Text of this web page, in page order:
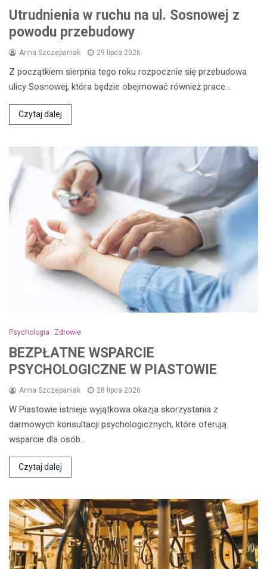
Utrudnienia w ruchu na ul. Sosnowej z
powodu przebudowy
Anna Szczepaniak 29 lipca 2026
Z początkiem sierpnia tego roku rozpocznie się przebudowa
ulicy Sosnowej, która będzie obejmować również prace…
Czytaj dalej
Psychologia Zdrowie
BEZPŁATNE WSPARCIE
PSYCHOLOGICZNE W PIASTOWIE
Anna Szczepaniak 28 lipca 2026
W Piastowie istnieje wyjątkowa okazja skorzystania z
darmowych konsultacji psychologicznych, które oferują
wsparcie dla osób…
Czytaj dalej